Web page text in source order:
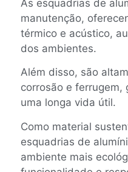
As esquadrias de
manutenção,
térmico e acústico,
dos ambientes.
Além disso, são
corrosão e ferrugem,
uma longa vida útil.
Como material
esquadrias de
ambiente mais